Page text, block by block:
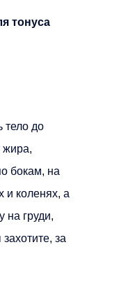
тонуса
тело до
жира,
бокам, на
и коленях, а
на груди,
за